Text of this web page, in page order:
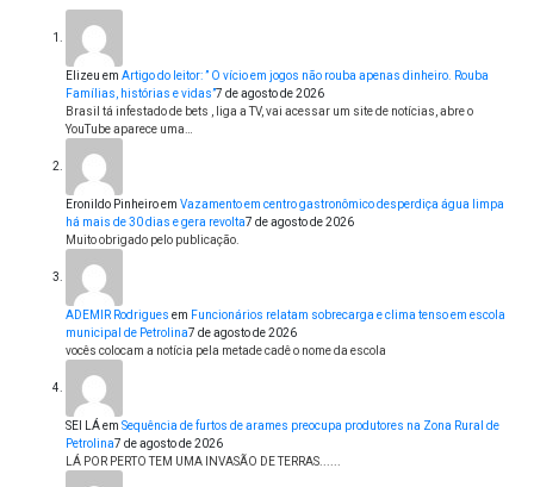
Elizeu em Artigo do leitor: ” O vício em jogos não rouba apenas dinheiro. Rouba
Famílias, histórias e vidas”7 de agosto de 2026
Brasil tá infestado de bets , liga a TV, vai acessar um site de notícias, abre o
YouTube aparece uma…
Eronildo Pinheiroem Vazamento em centro gastronômico desperdiça água limpa
há mais de 30 dias e gera revolta7 de agosto de 2026
Muito obrigado pelo publicação.
ADEMIR Rodrigues em Funcionários relatam sobrecarga e clima tenso em escola
municipal de Petrolina7 de agosto de 2026
vocês colocam a notícia pela metade cadê o nome da escola
SEI LÁem Sequência de furtos de arames preocupa produtores na Zona Rural de
Petrolina7 de agosto de 2026
LÁ POR PERTO TEM UMA INVASÃO DE TERRAS......